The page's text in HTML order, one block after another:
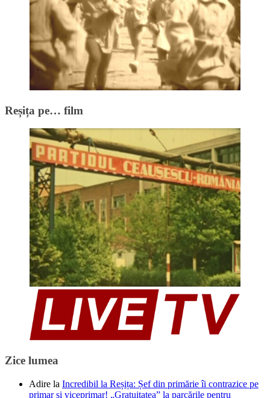
Reșița pe… film
Zice lumea
Adire la Incredibil la Reșița: Șef din primărie îi contrazice pe
primar și viceprimar! „Gratuitatea” la parcările pentru